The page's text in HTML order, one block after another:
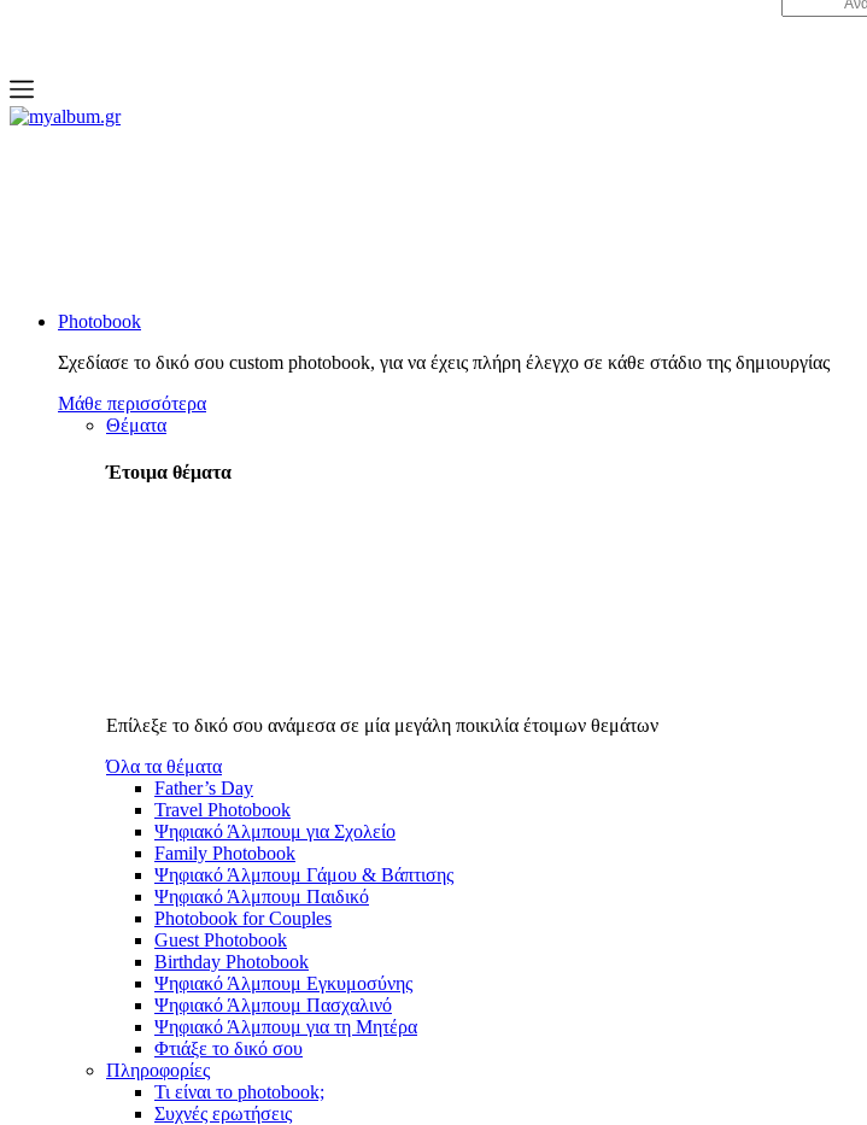
για:
open
Photobook
Σχεδίασε το δικό σου custom photobook, για να έχεις πλήρη έλεγχο σε κάθε στάδιο της δημιουργίας
Μάθε περισσότερα
Θέματα
Έτοιμα θέματα
Επίλεξε το δικό σου ανάμεσα σε μία μεγάλη ποικιλία έτοιμων θεμάτων
Όλα τα θέματα
Father’s Day
Travel Photobook
Ψηφιακό Άλμπουμ για Σχολείο
Family Photobook
Ψηφιακό Άλμπουμ Γάμου & Βάπτισης
Ψηφιακό Άλμπουμ Παιδικό
Photobook for Couples
Guest Photobook
Birthday Photobook
Ψηφιακό Άλμπουμ Εγκυμοσύνης
Ψηφιακό Άλμπουμ Πασχαλινό
Ψηφιακό Άλμπουμ για τη Μητέρα
Φτιάξε το δικό σου
Πληροφορίες
Τι είναι το photobook;
Συχνές ερωτήσεις